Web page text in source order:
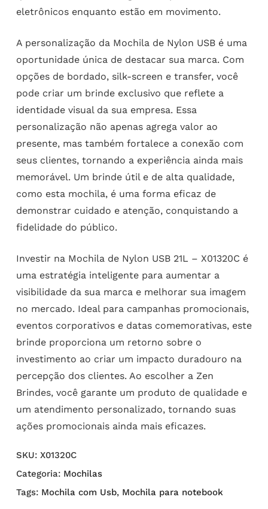
eletrônicos enquanto estão em movimento.
A personalização da Mochila de Nylon USB é uma
oportunidade única de destacar sua marca. Com
opções de bordado, silk-screen e transfer, você
pode criar um brinde exclusivo que reflete a
identidade visual da sua empresa. Essa
personalização não apenas agrega valor ao
presente, mas também fortalece a conexão com
seus clientes, tornando a experiência ainda mais
memorável. Um brinde útil e de alta qualidade,
como esta mochila, é uma forma eficaz de
demonstrar cuidado e atenção, conquistando a
fidelidade do público.
Investir na Mochila de Nylon USB 21L – X01320C é
uma estratégia inteligente para aumentar a
visibilidade da sua marca e melhorar sua imagem
no mercado. Ideal para campanhas promocionais,
eventos corporativos e datas comemorativas, este
brinde proporciona um retorno sobre o
investimento ao criar um impacto duradouro na
percepção dos clientes. Ao escolher a Zen
Brindes, você garante um produto de qualidade e
um atendimento personalizado, tornando suas
ações promocionais ainda mais eficazes.
SKU: X01320C
Categoria: Mochilas
Tags: Mochila com Usb, Mochila para notebook